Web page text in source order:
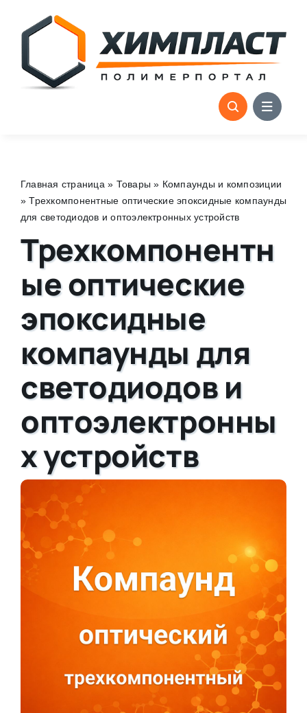
content
Главная страница » Товары » Компаунды и композиции
»Трехкомпонентные оптические эпоксидные компаунды
для светодиодов и оптоэлектронных устройств
Трехкомпонентн
ые оптические
эпоксидные
компаунды для
светодиодов и
оптоэлектронны
х устройств